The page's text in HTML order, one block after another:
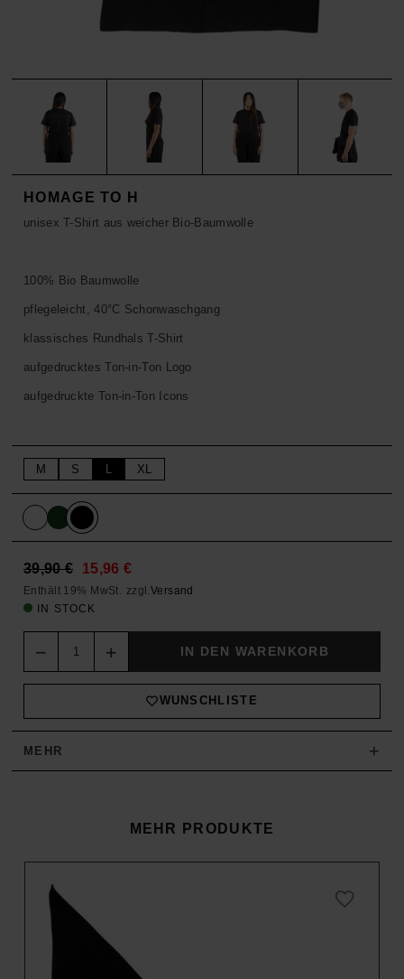
SALE
HOMAGE TO H
unisex T-Shirt aus weicher Bio-Baumwolle
100% Bio Baumwolle
pflegeleicht, 40°C Schonwaschgang
klassisches Rundhals T-Shirt
aufgedrucktes Ton-in-Ton Logo
aufgedruckte Ton-in-Ton Icons
M S XL
39,90€
Original
price
39,90 €.
15,96 €
Current
price
15,96 €.
Enthält 19% MwSt. zzgl. Versand
IN STOCK
IN DEN WARENKORB
WUNSCHLISTE
MEHR +
MEHR PRODUKTE